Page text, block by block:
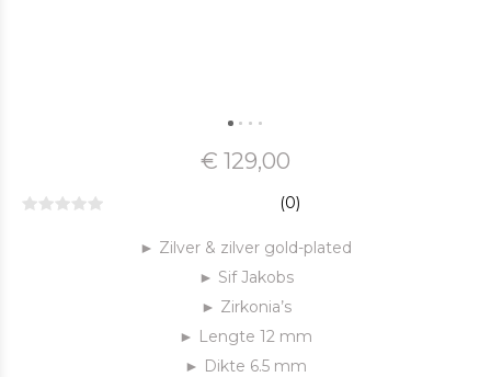
€ 129,00
(0)
► Zilver & zilver gold-plated
► Sif Jakobs
► Zirkonia’s
► Lengte 12 mm
► Dikte 6.5 mm